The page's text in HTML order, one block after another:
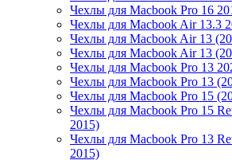
Чехлы для Macbook Pro 16
Чехлы для Macbook Air 13.3
Чехлы для Macbook Air 13
Чехлы для Macbook Air 13
Чехлы для Macbook Pro 13
Чехлы для Macbook Pro 13
Чехлы для Macbook Pro 15
Чехлы для Macbook Pro 15
2015)
Чехлы для Macbook Pro 13
2015)